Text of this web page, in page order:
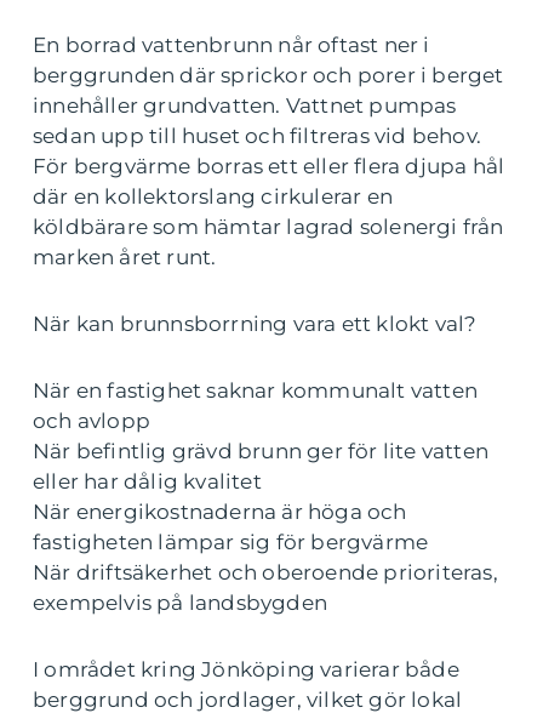
En borrad vattenbrunn når oftast ner i
berggrunden där sprickor och porer i berget
innehåller grundvatten. Vattnet pumpas
sedan upp till huset och filtreras vid behov.
För bergvärme borras ett eller flera djupa hål
där en kollektorslang cirkulerar en
köldbärare som hämtar lagrad solenergi från
marken året runt.
När kan brunnsborrning vara ett klokt val?
När en fastighet saknar kommunalt vatten
och avlopp
När befintlig grävd brunn ger för lite vatten
eller har dålig kvalitet
När energikostnaderna är höga och
fastigheten lämpar sig för bergvärme
När driftsäkerhet och oberoende prioriteras,
exempelvis på landsbygden
I området kring Jönköping varierar både
berggrund och jordlager, vilket gör lokal